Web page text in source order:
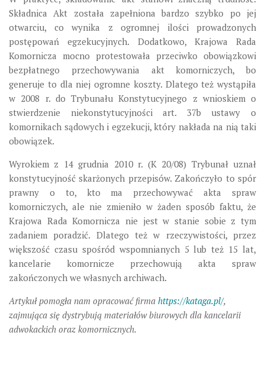
Składnica Akt została zapełniona bardzo szybko po jej
otwarciu, co wynika z ogromnej ilości prowadzonych
postępowań egzekucyjnych. Dodatkowo, Krajowa Rada
Komornicza mocno protestowała przeciwko obowiązkowi
bezpłatnego przechowywania akt komorniczych, bo
generuje to dla niej ogromne koszty. Dlatego też wystąpiła
w 2008 r. do Trybunału Konstytucyjnego z wnioskiem o
stwierdzenie niekonstytucyjności art. 37b ustawy o
komornikach sądowych i egzekucji, który nakłada na nią taki
obowiązek.
Wyrokiem z 14 grudnia 2010 r. (K 20/08) Trybunał uznał
konstytucyjność skarżonych przepisów. Zakończyło to spór
prawny o to, kto ma przechowywać akta spraw
komorniczych, ale nie zmieniło w żaden sposób faktu, że
Krajowa Rada Komornicza nie jest w stanie sobie z tym
zadaniem poradzić. Dlatego też w rzeczywistości, przez
większość czasu spośród wspomnianych 5 lub też 15 lat,
kancelarie komornicze przechowują akta spraw
zakończonych we własnych archiwach.
Artykuł pomogła nam opracować firma https://kataga.pl/,
zajmująca się dystrybują materiałów biurowych dla kancelarii
adwokackich oraz komornicznych.